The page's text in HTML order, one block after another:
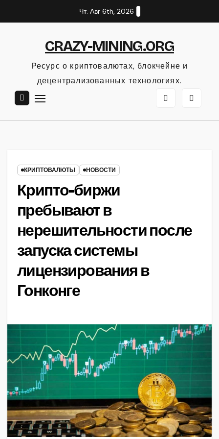
к
Чт. Авг 6th, 2026
CRAZY-MINING.ORG
Ресурс о криптовалютах, блокчейне и
децентрализованных технологиях.
КРИПТОВАЛЮТЫ НОВОСТИ
Крипто-биржи
пребывают в
нерешительности после
запуска системы
лицензирования в
Гонконге